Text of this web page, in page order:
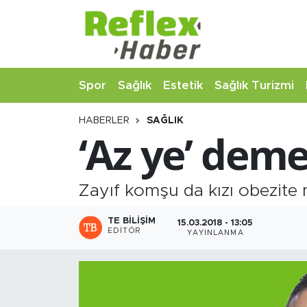
Spor Sağlık Estetik Sağlık Turizmi
HABERLER SAĞLIK
‘Az ye’
Zayıf komşu da kızı
TE BILIŞIM
EDITÖR
15.03.2018 - 13:05
YAYINLANMA
Estetik
Firmalardan
İş ve Ekonomi
Moda-Magazin-Eğlence
Nöbetçi Eczaneler
Hava Durumu
Namaz Vakitleri
Trafik Durumu
Şampiyonlar Ligi Puan Durumu ve Fikstür
Tüm Manşetler
Son Dakika Haberleri